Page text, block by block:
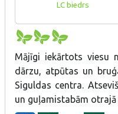
LC biedrs
Mājīgi iekārtots viesu
dārzu, atpūtas un
Siguldas centra.
un guļamistabām otrajā